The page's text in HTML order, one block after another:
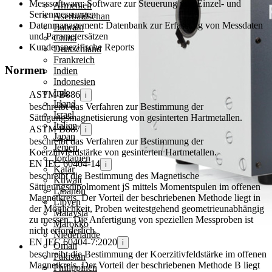
Armenien
Aserbaidschan
Bahrain
China
Deutschland
Frankreich
Indien
Indonesien
Irak
Irland
Israel
Italien
Japan
Jemen
Jordanien
Katar
Kuwait
Libanon
Libyen
Malaysia
Marokko
Niederlande
Oman
Pakistan
Philippinen
Messsoftware:Software zur Steuerung von Einzel- und
Serienmessungen
Datenmanagement: Datenbank zur Erfassung von Messdaten
und Parametersätzen
Kundenspezifische Reports
Normen
ASTM B886 i
beschreibt das Verfahren zur Bestimmung der
Sättigungsmagnetisierung von gesinterten Hartmetallen.
ASTM B887 i
beschreibt das Verfahren zur Bestimmung der
Koerzitivfeldstärke von gesinterten Hartmetallen.
EN IEC 60404-14 i
beschreibt die Bestimmung des Magnetische
Sättigungsdipolmoment jS mittels Momentspulen im offenen
Magnetkreis. Der Vorteil der beschriebenen Methode liegt in
der Möglichkeit, Proben weitestgehend geometrieunabhängig
zu messen. Die Anfertigung von speziellen Messproben ist
nicht erforderlich.
EN IEC 60404-7:2020 i
beschreibt die Bestimmung der Koerzitivfeldstärke im offenen
Magnetkreis. Der Vorteil der beschriebenen Methode B liegt